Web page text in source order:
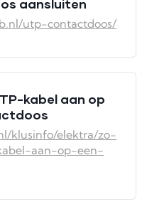
aansluiten
utp-contactdoos/
kabel aan op
klusinfo/elektra/zo-
aan-op-een-